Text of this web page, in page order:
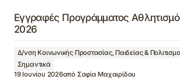
Εγγραφές Προγράμματος
2026
Δ/νση Κοινωνικής Προστασίας, Παιδείας &
Σημαντικά
19 Ιουνίου 2026από Σοφία Μαχαιρίδου